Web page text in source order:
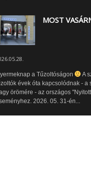
MOST
a Tűzoltóságon
A
évek óta kapcsolódnak - a
örömére - az országos
2026. 05. 31-én...